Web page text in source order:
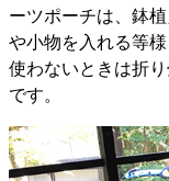
ーツポーチは、鉢
や小物を入れる等
使わないときは折
です。